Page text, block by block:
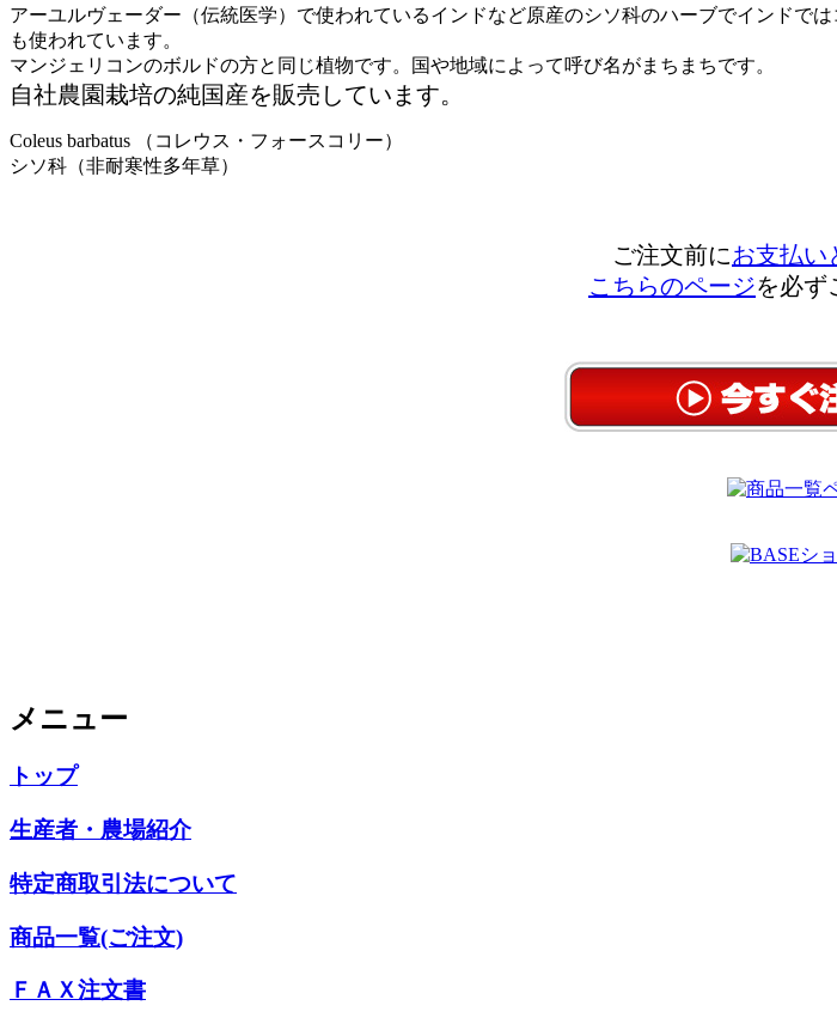
アーユルヴェーダー（伝統医学）で使われているインドなど原産のシソ科のハーブでインドで
も使われています。
マンジェリコンのボルドの方と同じ植物です。国や地域によって呼び名がまちまちです。
自社農園栽培の純国産を販売しています。
Coleus barbatus （コレウス・フォースコリー）
シソ科（非耐寒性多年草）
ご注文前にお支払い
こちらのページを必ず
メニュー
トップ
生産者・農場紹介
特定商取引法について
商品一覧(ご注文)
ＦＡＸ注文書